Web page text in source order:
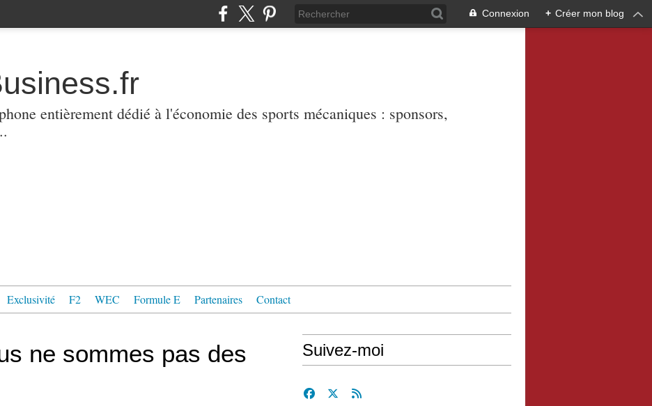
Connexion + Créer mon blog
entièrement dédié à l'économie des sports mécaniques : sponsors,
Exclusivité F2 WEC Formule E Partenaires Contact
ne sommes pas des
Suivez-moi